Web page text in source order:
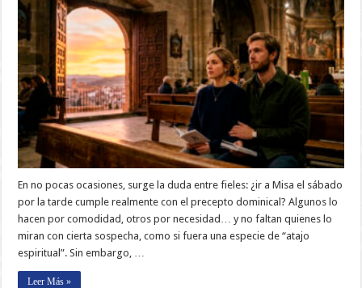
En no pocas ocasiones, surge la duda entre fieles: ¿ir a Misa el sábado
por la tarde cumple realmente con el precepto dominical? Algunos lo
hacen por comodidad, otros por necesidad… y no faltan quienes lo
miran con cierta sospecha, como si fuera una especie de “atajo
espiritual”. Sin embargo, …
Leer Más »